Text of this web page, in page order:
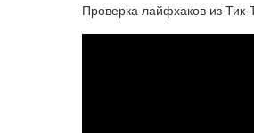
Проверка лайфхаков из